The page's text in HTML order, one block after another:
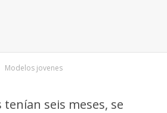
Modelos jovenes
seis meses, se